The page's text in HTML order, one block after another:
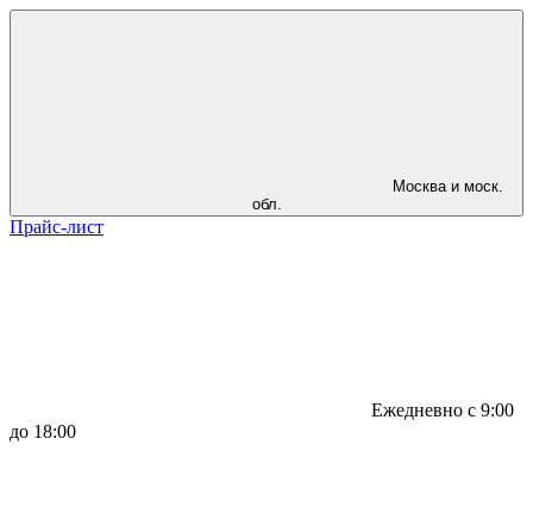
Москва и моск.
обл.
Прайс-лист
Ежедневно с 9:00
до 18:00